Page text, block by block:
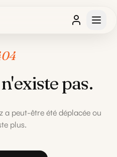
pas.
a peut-être été déplacée ou
plus.